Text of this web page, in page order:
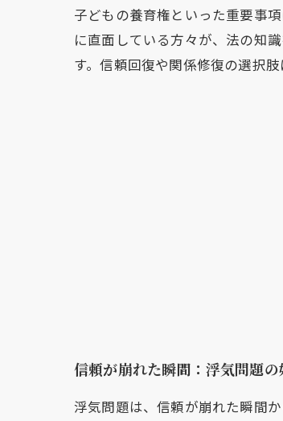
子どもの養育権といった重要事
に直面している方々が、法の知
す。信頼回復や関係修復の選択
信頼が崩れた瞬間：浮気問題の
浮気問題は、信頼が崩れた瞬間